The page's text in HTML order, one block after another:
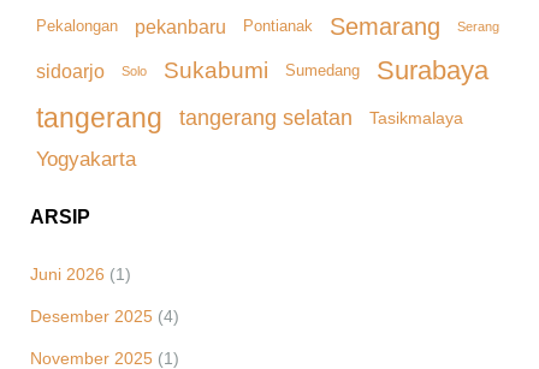
Pekalongan pekanbaru Pontianak Semarang Serang
sidoarjo Solo Sukabumi Sumedang Surabaya
tangerang tangerang selatan Tasikmalaya
Yogyakarta
ARSIP
Juni 2026 (1)
Desember 2025 (4)
November 2025 (1)